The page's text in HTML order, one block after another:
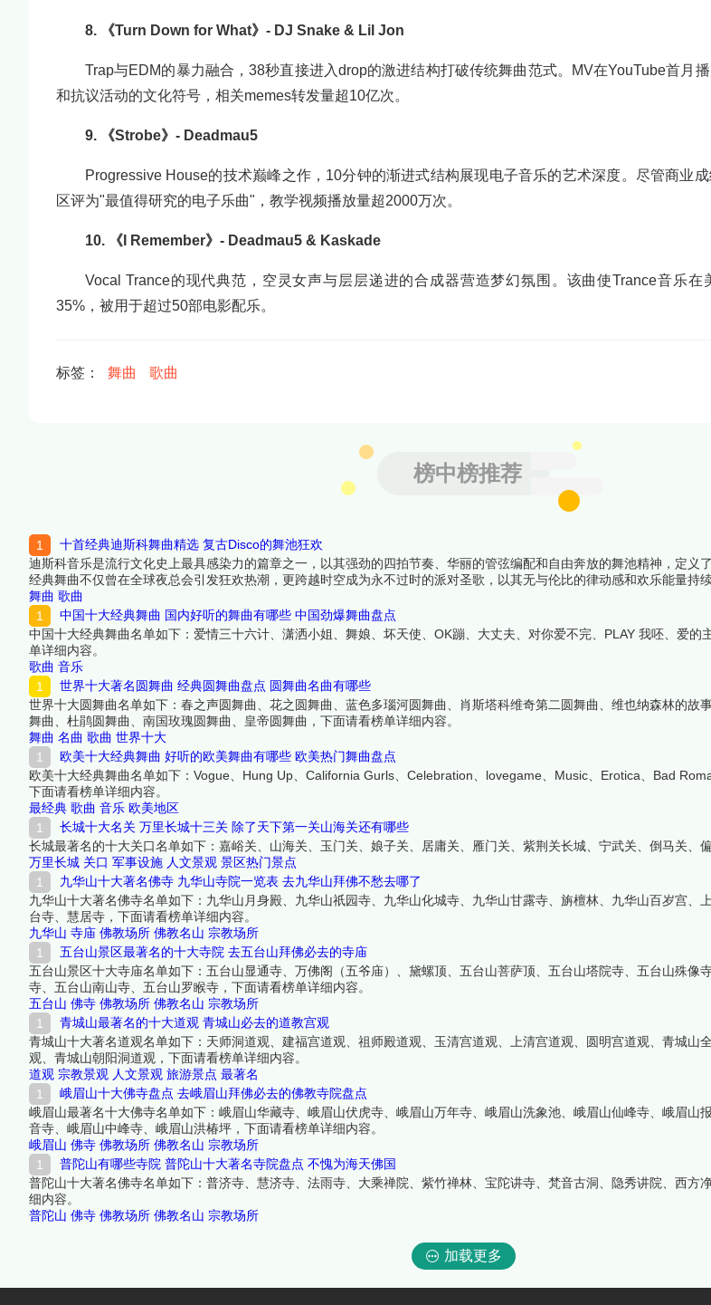
8. 《Turn Down for What》- DJ Snake & Lil Jon
Trap与EDM的暴力融合，38秒直接进入drop的激进结构打破传统舞曲范式。MV在YouTube首月
和抗议活动的文化符号，相关memes转发量超10亿次。
9. 《Strobe》- Deadmau5
Progressive House的技术巅峰之作，10分钟的渐进式结构展现电子音乐的艺术深度。尽管商业
区评为"最值得研究的电子乐曲"，教学视频播放量超2000万次。
10. 《I Remember》- Deadmau5 & Kaskade
Vocal Trance的现代典范，空灵女声与层层递进的合成器营造梦幻氛围。该曲使Trance音乐在
35%，被用于超过50部电影配乐。
标签： 舞曲 歌曲
榜中榜推荐
十首经典迪斯科舞曲精选 复古Disco的舞池狂欢
迪斯科音乐是流行文化史上最具感染力的篇章之一，以其强劲的四拍节奏、华丽的管弦编配和自由奔放的舞池精神，定义
经典舞曲不仅曾在全球夜总会引发狂欢热潮，更跨越时空成为永不过时的派对圣歌，以其无与伦比的律动感和欢乐能量持
中榜编辑一起来看看详细名单吧！
舞曲 歌曲
中国十大经典舞曲 国内好听的舞曲有哪些 中国劲爆舞曲盘点
中国十大经典舞曲名单如下：爱情三十六计、潇洒小姐、舞娘、坏天使、OK蹦、大丈夫、对你爱不完、PLAY 我呸、爱的
单详细内容。
歌曲 音乐
世界十大著名圆舞曲 经典圆舞曲盘点 圆舞曲名曲有哪些
世界十大圆舞曲名单如下：春之声圆舞曲、花之圆舞曲、蓝色多瑙河圆舞曲、肖斯塔科维奇第二圆舞曲、维也纳森林的故
舞曲、杜鹃圆舞曲、南国玫瑰圆舞曲、皇帝圆舞曲，下面请看榜单详细内容。
舞曲 名曲 歌曲 世界十大
欧美十大经典舞曲 好听的欧美舞曲有哪些 欧美热门舞曲盘点
欧美十大经典舞曲名单如下：Vogue、Hung Up、California Gurls、Celebration、lovegame、Music、Erotica、Bad
下面请看榜单详细内容。
最经典 歌曲 音乐 欧美地区
长城十大名关 万里长城十三关 除了天下第一关山海关还有哪些
长城最著名的十大关口名单如下：嘉峪关、山海关、玉门关、娘子关、居庸关、雁门关、紫荆关长城、宁武关、倒马关、
万里长城 关口 军事设施 人文景观 景区热门景点
九华山十大著名佛寺 九华山寺院一览表 去九华山拜佛不愁去哪了
九华山十大著名佛寺名单如下：九华山月身殿、九华山祇园寺、九华山化城寺、九华山甘露寺、旃檀林、九华山百岁宫、
台寺、慧居寺，下面请看榜单详细内容。
九华山 寺庙 佛教场所 佛教名山 宗教场所
五台山景区最著名的十大寺院 去五台山拜佛必去的寺庙
五台山景区十大寺庙名单如下：五台山显通寺、万佛阁（五爷庙）、黛螺顶、五台山菩萨顶、五台山塔院寺、五台山殊像
寺、五台山南山寺、五台山罗睺寺，下面请看榜单详细内容。
五台山 佛寺 佛教场所 佛教名山 宗教场所
青城山最著名的十大道观 青城山必去的道教宫观
青城山十大著名道观名单如下：天师洞道观、建福宫道观、祖师殿道观、玉清宫道观、上清宫道观、圆明宫道观、青城山
观、青城山朝阳洞道观，下面请看榜单详细内容。
道观 宗教景观 人文景观 旅游景点 最著名
峨眉山十大佛寺盘点 去峨眉山拜佛必去的佛教寺院盘点
峨眉山最著名十大佛寺名单如下：峨眉山华藏寺、峨眉山伏虎寺、峨眉山万年寺、峨眉山洗象池、峨眉山仙峰寺、峨眉山
音寺、峨眉山中峰寺、峨眉山洪椿坪，下面请看榜单详细内容。
峨眉山 佛寺 佛教场所 佛教名山 宗教场所
普陀山有哪些寺院 普陀山十大著名寺院盘点 不愧为海天佛国
普陀山十大著名佛寺名单如下：普济寺、慧济寺、法雨寺、大乘禅院、紫竹禅林、宝陀讲寺、梵音古洞、隐秀讲院、西方
细内容。
普陀山 佛寺 佛教场所 佛教名山 宗教场所
加载更多